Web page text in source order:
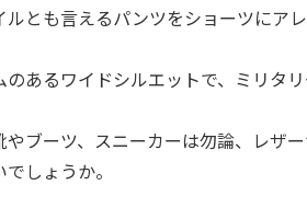
ルとも言えるパンツをショーツにアレ
のあるワイドシルエットで、ミリタ
やブーツ、スニーカーは勿論、レザ
しょうか。